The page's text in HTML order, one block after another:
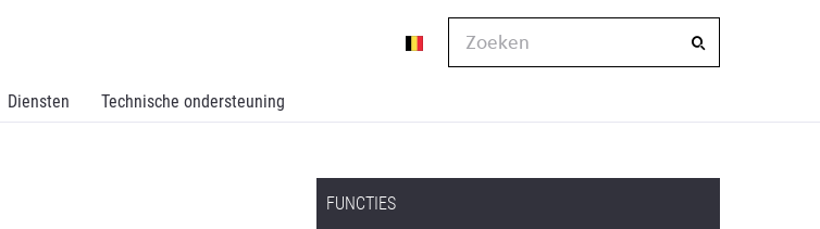
Diensten Technische ondersteuning
Zoeken
FUNCTIES